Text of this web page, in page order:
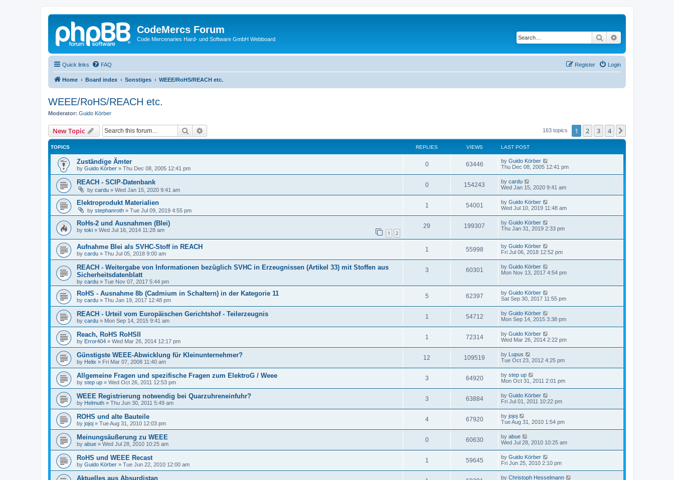
CodeMercs Forum
Code Mercenaries Hard- und Software GmbH Webboard Search
Quick links FAQ Login
Register
Home Board index Sonstiges WEEE/RoHS/REACH etc.
WEEE/RoHS/REACH etc.
Moderator: Guido Körber
New Topic Search 163 topics 1 2 3 4
TOPICS REPLIES VIEWS LAST POST
Zuständige Ämter
by Guido Körber » Thu Dec 08, 2005 12:41 pm
0 63446 by Guido Körber
Thu Dec 08, 2005 12:41 pm
REACH - SCIP-Datenbank
by cardu » Wed Jan 15, 2020 9:41 am
0 154243 by cardu
Wed Jan 15, 2020 9:41 am
Elektroprodukt Materialien
by stephanroth » Tue Jul 09, 2019 4:55 pm
1 54001 by Guido Körber
Wed Jul 10, 2019 11:48 am
RoHs-2 und Ausnahmen (Blei)
by toki » Wed Jul 16, 2014 11:28 am 1 2
29 199307 by Guido Körber
Thu Jan 31, 2019 2:33 pm
Aufnahme Blei als SVHC-Stoff in REACH
by cardu » Thu Jul 05, 2018 9:00 am
1 55998 by Guido Körber
Fri Jul 06, 2018 12:52 pm
REACH - Weitergabe von Informationen bezüglich SVHC in Erzeugnissen (Artikel 33) mit Stoffen aus
Sicherheitsdatenblatt
by cardu » Tue Nov 07, 2017 5:44 pm
3 60301 by Guido Körber
Mon Nov 13, 2017 4:54 pm
RoHS - Ausnahme 8b (Cadmium in Schaltern) in der Kategorie 11
by cardu » Thu Jan 19, 2017 12:48 pm
5 62397 by Guido Körber
Sat Sep 30, 2017 11:55 pm
REACH - Urteil vom Europäischen Gerichtshof - Teilerzeugnis
by cardu » Mon Sep 14, 2015 9:41 am
1 54712 by Guido Körber
Mon Sep 14, 2015 3:38 pm
Reach, RoHS RoHSII
by Error404 » Wed Mar 26, 2014 12:17 pm
1 72314 by Guido Körber
Wed Mar 26, 2014 2:22 pm
Günstigste WEEE-Abwicklung für Kleinunternehmer?
by Helix » Fri Mar 07, 2008 11:40 am
12 109519 by Lupus
Tue Oct 23, 2012 4:25 pm
Allgemeine Fragen und spezifische Fragen zum ElektroG / Weee
by step up » Wed Oct 26, 2011 12:53 pm
3 64920 by step up
Mon Oct 31, 2011 2:01 pm
WEEE Registrierung notwendig bei Quarzuhreneinfuhr?
by Helmuth » Thu Jun 30, 2011 5:49 am
3 63884 by Guido Körber
Fri Jul 01, 2011 10:22 pm
ROHS und alte Bauteile
by jojoj » Tue Aug 31, 2010 12:03 pm
4 67920 by jojoj
Tue Aug 31, 2010 1:54 pm
Meinungsäußerung zu WEEE
by abue » Wed Jul 28, 2010 10:25 am
0 60630 by abue
Wed Jul 28, 2010 10:25 am
RoHS und WEEE Recast
by Guido Körber » Tue Jun 22, 2010 12:00 am
1 59645 by Guido Körber
Fri Jun 25, 2010 2:10 pm
Aktuelles aus Absurdistan by Christoph Hesselmann